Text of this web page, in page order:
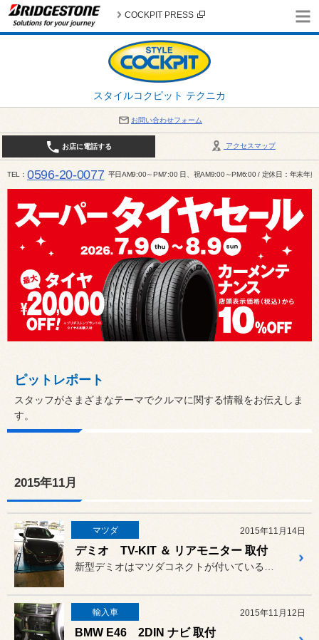
スタイルコクピット テクニカ
COCKPIT PRESS
お問い合わせフォーム
アクセスマップ
お店に電話する
TEL 0596-20-0077 平日AM9:00～PM7:00 日、祝AM9:00～PM6:00 / 定休日：年末年
ピットレポート
スタッフがさまざまなテーマでクルマに関する情報をお伝えしま
す。
2015年11月
マツダ 2015年11月14日
デミオ TV-KIT ＆ リアモニター 取付
輸入車 2015年11月12日
BMW E46 2DIN ナビ 取付